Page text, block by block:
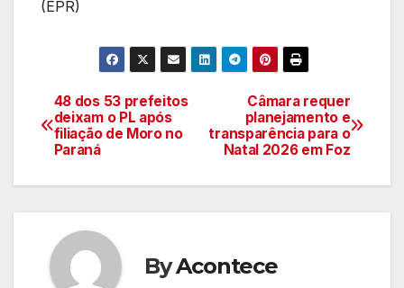
(EPR)
Navegação
de
artigos
Câmara requer
planejamento e
transparência para o
Natal 2026 em Foz
48 dos 53 prefeitos
deixam o PL após
filiação de Moro no
Paraná
ByAcontece